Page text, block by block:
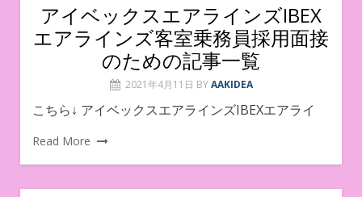
アイベックスエアラインズIBEX
エアラインズ客室乗務員採用面接
のための記事一覧
2021年4月11日 BY AAKIDEA
こちら↓ アイベックスエアラインズIBEXエアライ
Read More